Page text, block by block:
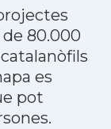
80.000
es
pot